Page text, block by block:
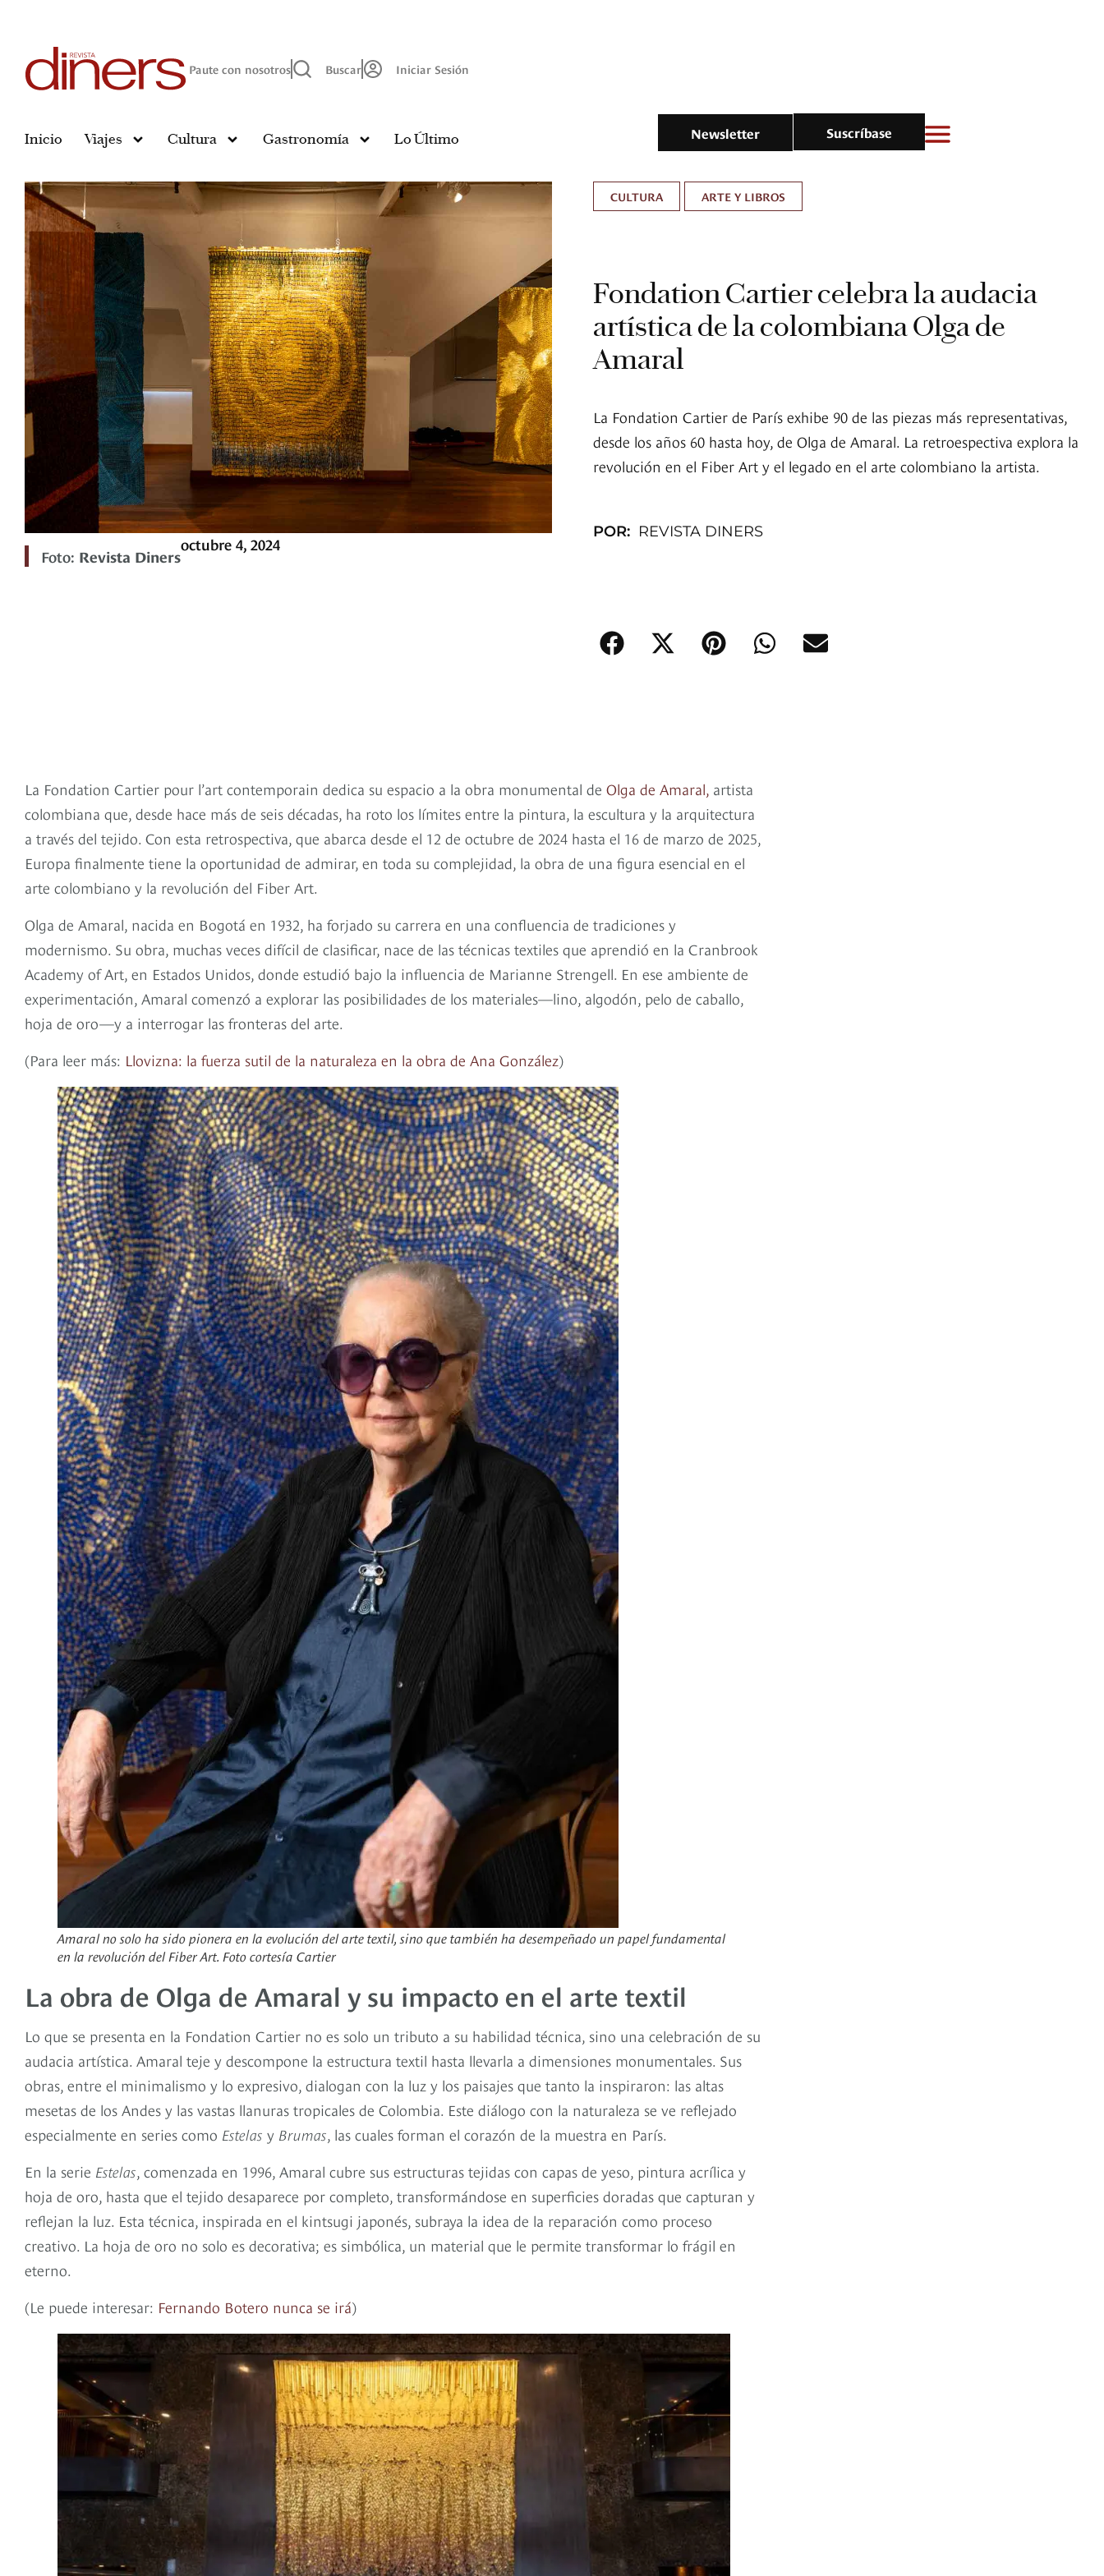
Paute con nosotros Buscar Iniciar Sesión
Inicio Viajes Cultura Gastronomía Lo Último Newsletter Suscríbase
Foto: Revista Diners
octubre 4, 2024
CULTURA ARTE Y LIBROS
Fondation Cartier celebra la audacia
artística de la colombiana Olga de
Amaral
La Fondation Cartier de París exhibe 90 de las piezas más representativas,
desde los años 60 hasta hoy, de Olga de Amaral. La retroespectiva explora la
revolución en el Fiber Art y el legado en el arte colombiano la artista.
POR: REVISTA DINERS
La Fondation Cartier pour l’art contemporain dedica su espacio a la obra monumental de Olga de Amaral, artista
colombiana que, desde hace más de seis décadas, ha roto los límites entre la pintura, la escultura y la arquitectura
a través del tejido. Con esta retrospectiva, que abarca desde el 12 de octubre de 2024 hasta el 16 de marzo de 2025,
Europa finalmente tiene la oportunidad de admirar, en toda su complejidad, la obra de una figura esencial en el
arte colombiano y la revolución del Fiber Art.
Olga de Amaral, nacida en Bogotá en 1932, ha forjado su carrera en una confluencia de tradiciones y
modernismo. Su obra, muchas veces difícil de clasificar, nace de las técnicas textiles que aprendió en la Cranbrook
Academy of Art, en Estados Unidos, donde estudió bajo la influencia de Marianne Strengell. En ese ambiente de
experimentación, Amaral comenzó a explorar las posibilidades de los materiales—lino, algodón, pelo de caballo,
hoja de oro—y a interrogar las fronteras del arte.
(Para leer más: Llovizna: la fuerza sutil de la naturaleza en la obra de Ana González)
Amaral no solo ha sido pionera en la evolución del arte textil, sino que también ha desempeñado un papel fundamental
en la revolución del Fiber Art. Foto cortesía Cartier
La obra de Olga de Amaral y su impacto en el arte textil
Lo que se presenta en la Fondation Cartier no es solo un tributo a su habilidad técnica, sino una celebración de su
audacia artística. Amaral teje y descompone la estructura textil hasta llevarla a dimensiones monumentales. Sus
obras, entre el minimalismo y lo expresivo, dialogan con la luz y los paisajes que tanto la inspiraron: las altas
mesetas de los Andes y las vastas llanuras tropicales de Colombia. Este diálogo con la naturaleza se ve reflejado
especialmente en series como Estelas y Brumas, las cuales forman el corazón de la muestra en París.
En la serie Estelas, comenzada en 1996, Amaral cubre sus estructuras tejidas con capas de yeso, pintura acrílica y
hoja de oro, hasta que el tejido desaparece por completo, transformándose en superficies doradas que capturan y
reflejan la luz. Esta técnica, inspirada en el kintsugi japonés, subraya la idea de la reparación como proceso
creativo. La hoja de oro no solo es decorativa; es simbólica, un material que le permite transformar lo frágil en
eterno.
(Le puede interesar: Fernando Botero nunca se irá)